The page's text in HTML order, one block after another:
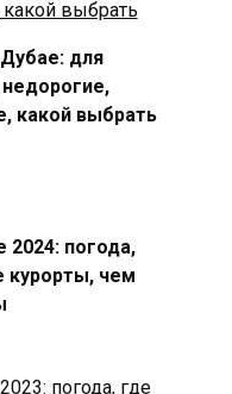
для
какой выбрать
2024: погода,
курорты, чем